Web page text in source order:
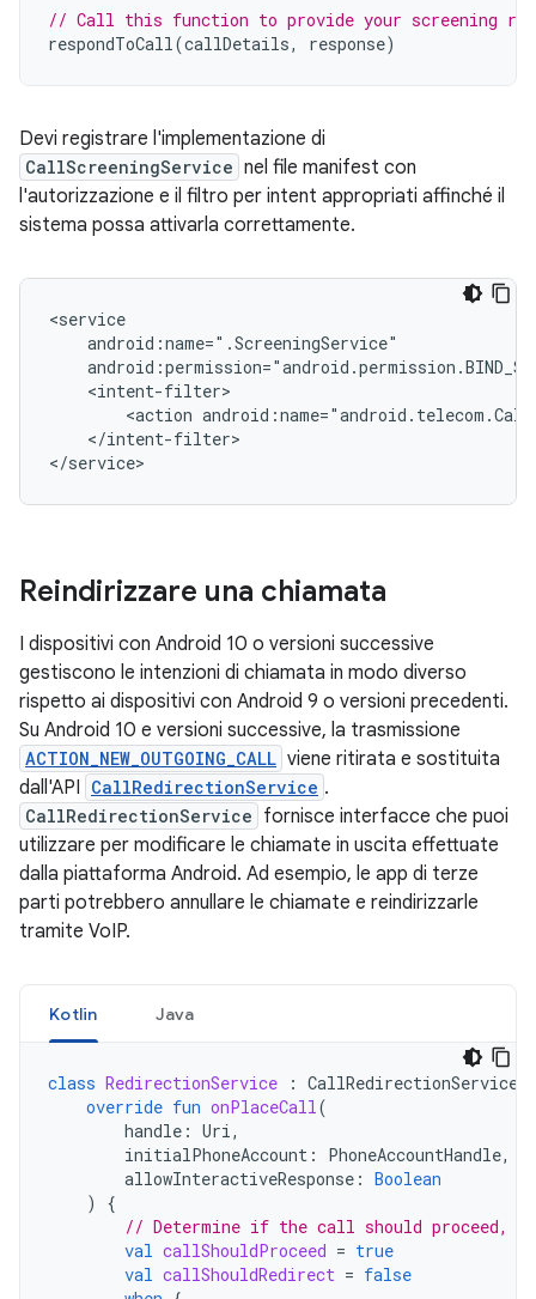
// Call this function to provide your screening
respondToCall(callDetails, response)
Devi registrare l'implementazione di
CallScreeningService nel file manifest con
l'autorizzazione e il filtro per intent appropriati affinché il
sistema possa attivarla correttamente.
<action
</intent-filter>
Reindirizzare una chiamata
I dispositivi con Android 10 o versioni successive
gestiscono le intenzioni di chiamata in modo diverso
rispetto ai dispositivi con Android 9 o versioni precedenti.
Su Android 10 e versioni successive, la trasmissione
ACTION_NEW_OUTGOING_CALL viene ritirata e sostituita
dall'API CallRedirectionService .
CallRedirectionService fornisce interfacce che puoi
utilizzare per modificare le chiamate in uscita effettuate
dalla piattaforma Android. Ad esempio, le app di terze
parti potrebbero annullare le chiamate e reindirizzarle
tramite VoIP.
Kotlin Java
class RedirectionService : CallRedirectionService
override fun onPlaceCall(
handle : Uri,
initialPhoneAccount : PhoneAccountHandle,
allowInteractiveResponse : Boolean
)
{
// Determine if the call should proceed,
val callShouldProceed = true
val callShouldRedirect = false